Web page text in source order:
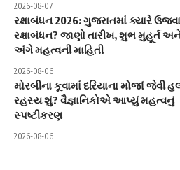
2026-08-07
રક્ષાબંધન 2026: ગુજરાતમાં ક્યારે
રક્ષાબંધન? જાણો તારીખ, શુભ મુહૂર્ત
અંગે મહત્વની માહિતી
2026-08-06
મોરબીના કૂવામાં દરિયાના મોજાં જેવી
રહસ્ય શું? વૈજ્ઞાનિકોએ આપ્યું મહત્વનું
સ્પષ્ટીકરણ
2026-08-06